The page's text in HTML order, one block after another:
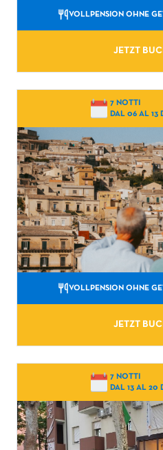
VOLLPENSION OHNE
JETZT
7 NOTTI
DAL 06 AL 13
VOLLPENSION OHNE
JETZT
7 NOTTI
DAL 13 AL 20